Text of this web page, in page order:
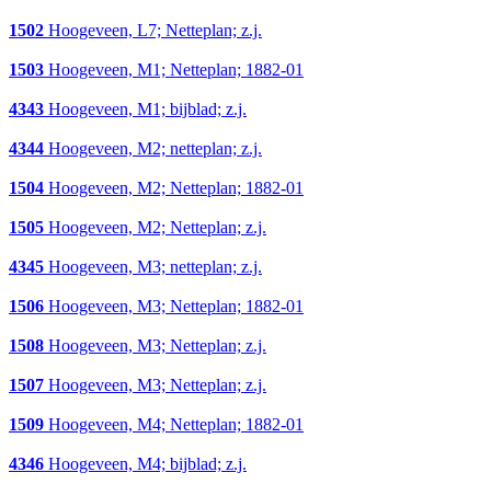
1502 Hoogeveen, L7; Netteplan; z.j.
1503 Hoogeveen, M1; Netteplan; 1882-01
4343 Hoogeveen, M1; bijblad; z.j.
4344 Hoogeveen, M2; netteplan; z.j.
1504 Hoogeveen, M2; Netteplan; 1882-01
1505 Hoogeveen, M2; Netteplan; z.j.
4345 Hoogeveen, M3; netteplan; z.j.
1506 Hoogeveen, M3; Netteplan; 1882-01
1508 Hoogeveen, M3; Netteplan; z.j.
1507 Hoogeveen, M3; Netteplan; z.j.
1509 Hoogeveen, M4; Netteplan; 1882-01
4346 Hoogeveen, M4; bijblad; z.j.